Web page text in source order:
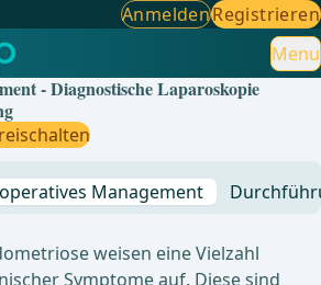
✓
AnmeldenRegistrieren
Menu
- Diagnostische Laparoskopie
Management
weisen eine Vielzahl
Symptome auf. Diese sind